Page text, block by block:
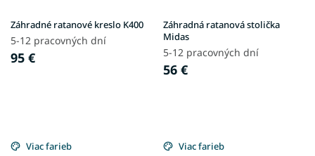
Záhradné ratanové kreslo K400
5-12 pracovných dní
95 €
Záhradná ratanová stolička
Midas
5-12 pracovných dní
56 €
Viac farieb Viac farieb